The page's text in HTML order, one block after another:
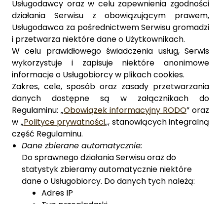
Usługodawcy oraz w celu zapewnienia zgodności
działania Serwisu z obowiązującym prawem,
Usługodawca za pośrednictwem Serwisu gromadzi
i przetwarza niektóre dane o Użytkownikach.
W celu prawidłowego świadczenia usług, Serwis
wykorzystuje i zapisuje niektóre anonimowe
informacje o Usługobiorcy w plikach cookies.
Zakres, cele, sposób oraz zasady przetwarzania
danych dostępne są w załącznikach do
Regulaminu: „Obowiązek informacyjny RODO” oraz
w „Polityce prywatności„, stanowiących integralną
część Regulaminu.
Dane zbierane automatycznie:
Do sprawnego działania Serwisu oraz do
statystyk zbieramy automatycznie niektóre
dane o Usługobiorcy. Do danych tych należą:
Adres IP